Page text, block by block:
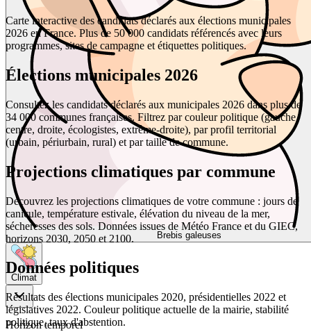
Brebis galeuses
Climat
Horizon temporel
Carte interactive des candidats déclarés aux élections municipales
2026 en France. Plus de 50 000 candidats référencés avec leurs
programmes, sites de campagne et étiquettes politiques.
Élections municipales 2026
Consultez les candidats déclarés aux municipales 2026 dans plus de
34 000 communes françaises. Filtrez par couleur politique (gauche,
centre, droite, écologistes, extrême-droite), par profil territorial
(urbain, périurbain, rural) et par taille de commune.
Projections climatiques par commune
Découvrez les projections climatiques de votre commune : jours de
canicule, température estivale, élévation du niveau de la mer,
sécheresses des sols. Données issues de Météo France et du GIEC,
horizons 2030, 2050 et 2100.
Données politiques
Résultats des élections municipales 2020, présidentielles 2022 et
législatives 2022. Couleur politique actuelle de la mairie, stabilité
politique, taux d'abstention.